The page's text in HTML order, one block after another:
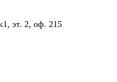
эт. 2, оф. 215